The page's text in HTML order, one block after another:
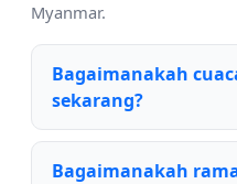
Myanmar.
Bagaimanakah
sekarang?
Bagaimanakah